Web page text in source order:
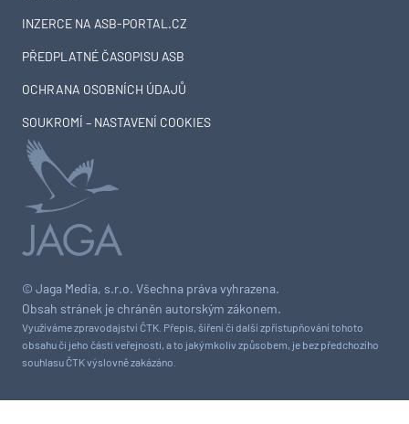
© Jaga Media, s.r.o. Všechna práva vyhrazena.
Obsah stránek je chráněn autorským zákonem.
Využíváme zpravodajství ČTK. Přepis, šíření či další zpřístupňování tohoto
obsahu či jeho části veřejnosti, a to jakýmkoliv způsobem, je bez předchozího
souhlasu ČTK výslovně zakázáno.
INZERCE NA ASB-PORTAL.CZ
PŘEDPLATNÉ ČASOPISU ASB
OCHRANA OSOBNÍCH ÚDAJŮ
SOUKROMÍ – NASTAVENÍ COOKIES